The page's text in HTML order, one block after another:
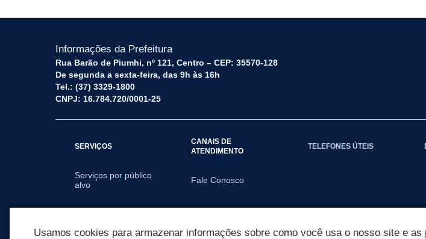
Informações da Prefeitura
Rua Barão de Piumhi, nº 121, Centro – CEP: 35570-128
De segunda a sexta-feira, das 9h às 16h
Tel.: (37) 3329-1800
CNPJ: 16.784.720/0001-25
SERVIÇOS
Serviços por público
alvo
CANAIS DE
ATENDIMENTO
Fale Conosco
TELEFONES ÚTEIS
Usamos cookies para armazenar informações sobre como você usa o nosso site e